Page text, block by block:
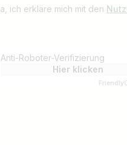
ich erkläre mich mit den
Anti-Roboter-Verifizierung
Hier klicken
Friendly